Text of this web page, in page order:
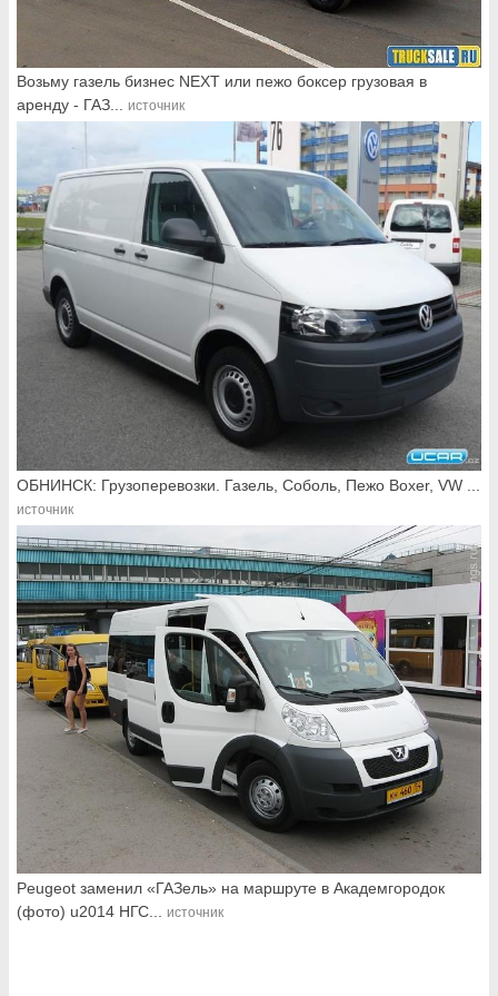
Возьму газель бизнес NEXT или пежо боксер грузовая в
аренду - ГАЗ...
источник
ОБНИНСК: Грузоперевозки. Газель, Соболь, Пежо Boxer, VW ...
источник
Peugeot заменил «ГАЗель» на маршруте в Академгородок
(фото) u2014 НГС...
источник